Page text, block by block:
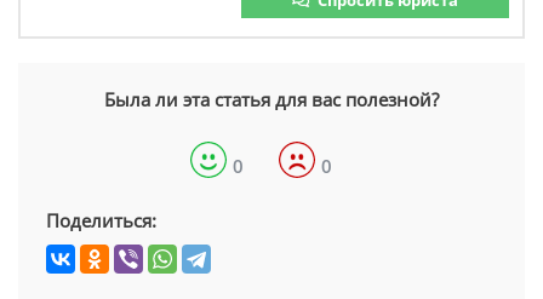
Была ли эта статья для вас полезной?
0 0
Поделиться: